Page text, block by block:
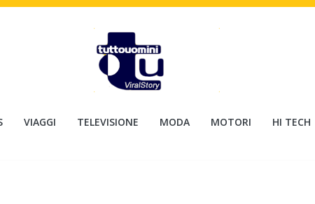
VIAGGI TELEVISIONE MODA MOTORI HI TECH